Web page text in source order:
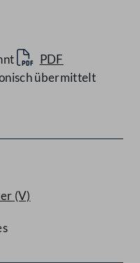
PDF
übermittelt
(V)